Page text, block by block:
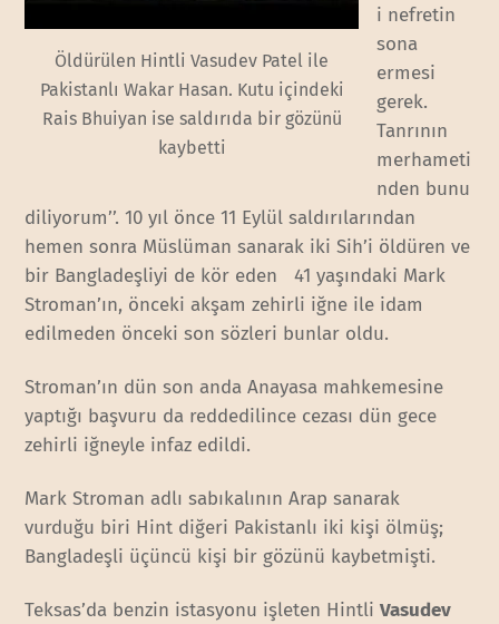
Öldürülen Hintli Vasudev Patel ile
Pakistanlı Wakar Hasan. Kutu içindeki
Rais Bhuiyan ise saldırıda bir gözünü
kaybetti
i nefretin
sona
ermesi
gerek.
Tanrının
merhameti
nden bunu
diliyorum’’. 10 yıl önce 11 Eylül saldırılarından
hemen sonra Müslüman sanarak iki Sih’i öldüren ve
bir Bangladeşliyi de kör eden 41 yaşındaki Mark
Stroman’ın, önceki akşam zehirli iğne ile idam
edilmeden önceki son sözleri bunlar oldu.
Stroman’ın dün son anda Anayasa mahkemesine
yaptığı başvuru da reddedilince cezası dün gece
zehirli iğneyle infaz edildi.
Mark Stroman adlı sabıkalının Arap sanarak
vurduğu biri Hint diğeri Pakistanlı iki kişi ölmüş;
Bangladeşli üçüncü kişi bir gözünü kaybetmişti.
Teksas’da benzin istasyonu işleten HintliVasudev